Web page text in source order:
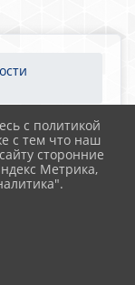
с политикой
с тем что наш
сторонние
Метрика,